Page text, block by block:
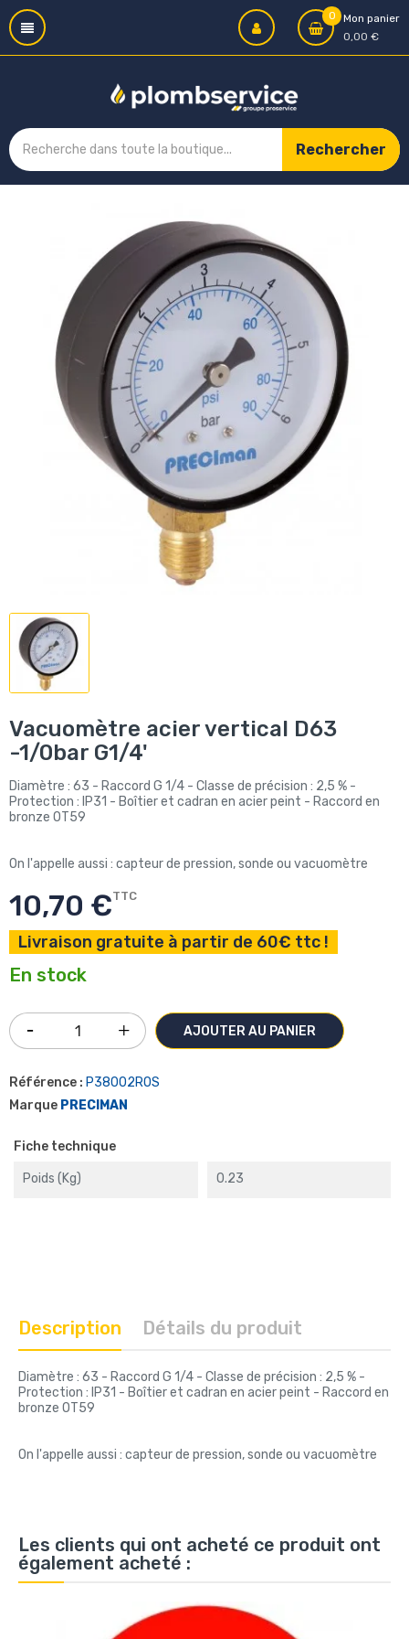
0
Mon panier
0,00 €
Rechercher
Vacuomètre acier vertical D63
-1/0bar G1/4'
Diamètre : 63 - Raccord G 1/4 - Classe de précision : 2,5 % -
Protection : IP31 - Boîtier et cadran en acier peint - Raccord en
bronze OT59
On l'appelle aussi : capteur de pression, sonde ou vacuomètre
10,70 €TTC
Livraison gratuite à partir de 60€ ttc !
En stock
AJOUTER AU PANIER
Référence : P38002ROS
Marque PRECIMAN
Fiche technique
Poids (kg) 0.23
Description Détails du produit
Diamètre : 63 - Raccord G 1/4 - Classe de précision : 2,5 % -
Protection : IP31 - Boîtier et cadran en acier peint - Raccord en
bronze OT59
On l'appelle aussi : capteur de pression, sonde ou vacuomètre
Les clients qui ont acheté ce produit ont
également acheté :